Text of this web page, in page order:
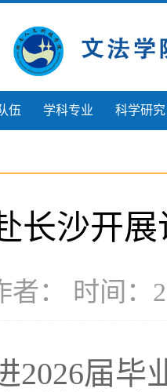
伍 学科专业 科学研究
长沙开
者： 时间：
2026届毕